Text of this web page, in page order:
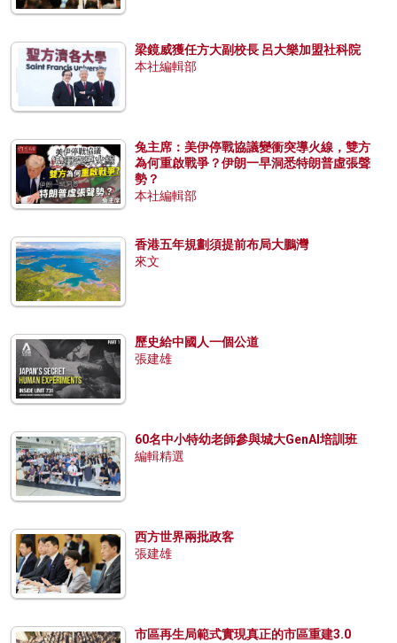
梁鏡威獲任方大副校長 呂大樂加盟社科院
本社編輯部
兔主席：美伊停戰協議變衝突導火線，雙方
為何重啟戰爭？伊朗一早洞悉特朗普虛張聲
勢？
本社編輯部
香港五年規劃須提前布局大鵬灣
來文
歷史給中國人一個公道
張建雄
60名中小特幼老師參與城大GenAI培訓班
編輯精選
西方世界兩批政客
張建雄
市區再生局範式實現真正的市區重建3.0